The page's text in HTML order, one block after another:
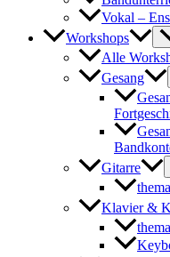
Vokal –
Workshops
Alle
Gesang
Gitarre
Klavier &